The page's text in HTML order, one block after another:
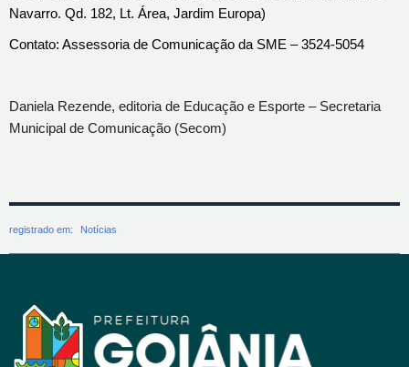
Navarro. Qd. 182, Lt. Área, Jardim Europa)
Contato: Assessoria de Comunicação da SME – 3524-5054
Daniela Rezende, editoria de Educação e Esporte – Secretaria
Municipal de Comunicação (Secom)
registrado em: Notícias